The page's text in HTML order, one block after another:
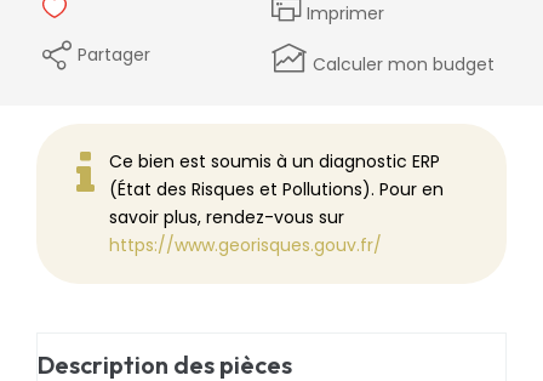
Imprimer
Partager
Calculer mon budget
Ce bien est soumis à un diagnostic ERP
(État des Risques et Pollutions). Pour en
savoir plus, rendez-vous sur
https://www.georisques.gouv.fr/
Description des pièces